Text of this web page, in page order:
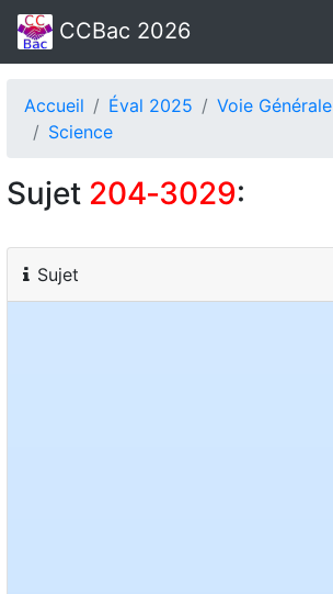
CCBac 2026
Accueil Éval 2025 Voie Générale
Science
Sujet 204‑3029:
Sujet